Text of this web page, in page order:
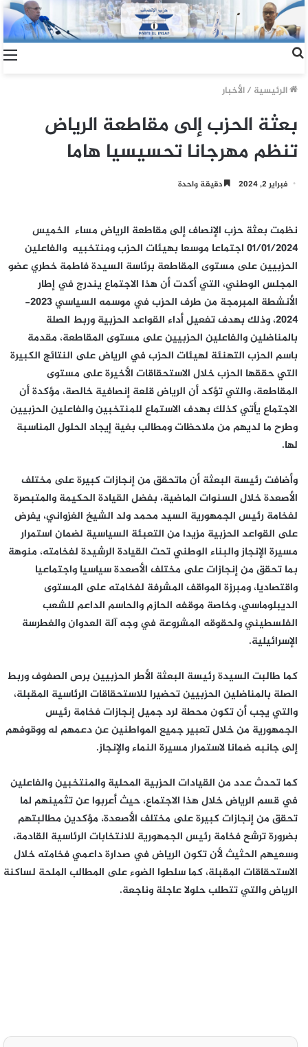
الرئيسية /الأخبار
بعثة الحزب إلى مقاطعة الرياض
تنظم مهرجانا تحسيسيا هاما
فبراير 2, 2024 دقيقة واحدة
نظمت بعثة حزب الإنصاف إلى مقاطعة الرياض مساء الخميس
01/01/2024 اجتماعا موسعا بهيئات الحزب ومنتخبيه والفاعلين
الحزبيين على مستوى المقاطعة برئاسة السيدة فاطمة خطري عضو
المجلس الوطني، التي أكدت أن هذا الاجتماع يندرج في إطار
الأنشطة المبرمجة من طرف الحزب في موسمه السياسي 2023-
2024، وذلك بهدف تفعيل أداء القواعد الحزبية وربط الصلة
بالمناضلين والفاعلين الحزبيين على مستوى المقاطعة، مقدمة
باسم الحزب التهنئة لهيئات الحزب في الرياض على النتائج الكبيرة
التي حققها الحزب خلال الاستحقاقات الأخيرة على مستوى
المقاطعة، والتي تؤكد أن الرياض قلعة إنصافية خالصة، مؤكدة أن
الاجتماع يأتي كذلك بهدف الاستماع للمنتخبين والفاعلين الحزبيين
وطرح ما لديهم من ملاحظات ومطالب بغية إيجاد الحلول المناسبة
لها.
وأضافت رئيسة البعثة أن ماتحقق من إنجازات كبيرة على مختلف
الأصعدة خلال السنوات الماضية، بفضل القيادة الحكيمة والمتبصرة
لفخامة رئيس الجمهورية السيد محمد ولد الشيخ الغزواني، يفرض
على القواعد الحزبية مزيدا من التعبئة السياسية لضمان استمرار
مسيرة الإنجاز والبناء الوطني تحت القيادة الرشيدة لفخامته، منوهة
بما تحقق من إنجازات على مختلف الأصعدة سياسيا واجتماعيا
واقتصاديا، ومبرزة المواقف المشرفة لفخامته على المستوى
الديبلوماسي، وخاصة موقفه الحازم والحاسم الداعم للشعب
الفلسطيني ولحقوقه المشروعة في وجه آلة العدوان والغطرسة
الإسرائيلية.
كما طالبت السيدة رئيسة البعثة الأطر الحزبيين برص الصفوف وربط
الصلة بالمناضلين الحزبيين تحضيرا للاستحقاقات الرئاسية المقبلة،
والتي يجب أن تكون محطة لرد جميل إنجازات فخامة رئيس
الجمهورية من خلال تعبير جميع المواطنين عن دعمهم له ووقوفهم
إلى جانبه ضمانا لاستمرار مسيرة النماء والإنجاز.
كما تحدث عدد من القيادات الحزبية المحلية والمنتخبين والفاعلين
في قسم الرياض خلال هذا الاجتماع، حيث أعربوا عن تثمينهم لما
تحقق من إنجازات كبيرة على مختلف الأصعدة، مؤكدين مطالبتهم
بضرورة ترشح فخامة رئيس الجمهورية للانتخابات الرئاسية القادمة،
وسعيهم الحثيث لأن تكون الرياض في صدارة داعمي فخامته خلال
الاستحقاقات المقبلة، كما سلطوا الضوء على المطالب الملحة لساكنة
الرياض والتي تتطلب حلولا عاجلة وناجعة.